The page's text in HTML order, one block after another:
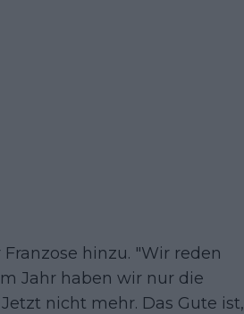
hinzu. "Wir reden
Jahr haben wir nur die
nicht mehr. Das Gute ist,